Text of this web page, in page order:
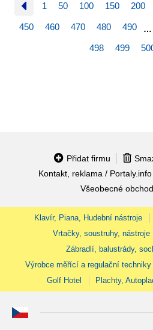
1 50 100 150 200
450 460 470 480 490 …
498 499
Přidat firmu
Kontakt, reklama / Portaly.info
Všeobecné
Klavír, Piana, Hudební nástroje
Vrtačky, soustruhy, nástroje
Zábradlí, balustrády,
Výrobce měřící a regulační techniky
Golf Hotel
Plachty,